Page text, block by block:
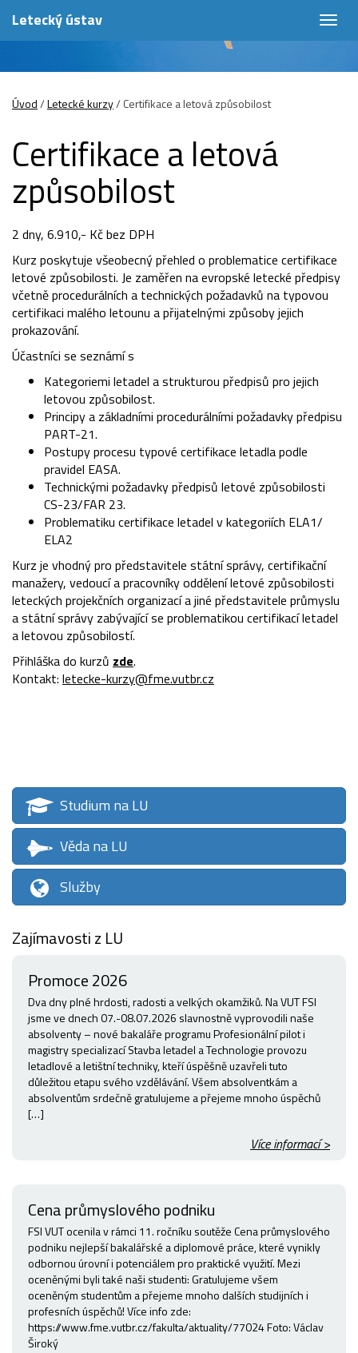
Letecký ústav
Úvod/Letecké kurzy/ Certifikace a letová způsobilost
Certifikace a letová
způsobilost
2 dny, 6.910,- Kč bez DPH
Kurz poskytuje všeobecný přehled o problematice certifikace
letové způsobilosti. Je zaměřen na evropské letecké předpisy
včetně procedurálních a technických požadavků na typovou
certifikaci malého letounu a přijatelnými způsoby jejich
prokazování.
Účastníci se seznámí s
Kategoriemi letadel a strukturou předpisů pro jejich
letovou způsobilost.
Principy a základními procedurálními požadavky předpisu
PART-21.
Postupy procesu typové certifikace letadla podle
pravidel EASA.
Technickými požadavky předpisů letové způsobilosti
CS-23/FAR 23.
Problematiku certifikace letadel v kategoriích ELA1/
ELA2
Kurz je vhodný pro představitele státní správy, certifikační
manažery, vedoucí a pracovníky oddělení letové způsobilosti
leteckých projekčních organizací a jiné představitele průmyslu
a státní správy zabývající se problematikou certifikací letadel
a letovou způsobilostí.
Přihláška do kurzů zde.
Kontakt: letecke-kurzy@fme.vutbr.cz
Studium na LU
Věda na LU
Služby
Zajímavosti z LU
Promoce 2026
Dva dny plné hrdosti, radosti a velkých okamžiků. Na VUT FSI
jsme ve dnech 07.-08.07.2026 slavnostně vyprovodili naše
absolventy – nové bakaláře programu Profesionální pilot i
magistry specializací Stavba letadel a Technologie provozu
letadlové a letištní techniky, kteří úspěšně uzavřeli tuto
důležitou etapu svého vzdělávání. Všem absolventkám a
absolventům srdečně gratulujeme a přejeme mnoho úspěchů
[…]
Více informací >
Cena průmyslového podniku
FSI VUT ocenila v rámci 11. ročníku soutěže Cena průmyslového
podniku nejlepší bakalářské a diplomové práce, které vynikly
odbornou úrovní i potenciálem pro praktické využití. Mezi
oceněnými byli také naši studenti: Gratulujeme všem
oceněným studentům a přejeme mnoho dalších studijních i
profesních úspěchů! Více info zde:
https://www.fme.vutbr.cz/fakulta/aktuality/77024 Foto: Václav
Široký